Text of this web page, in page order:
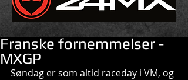
Franske fornemmelser -
MXGP
Søndag er som altid raceday i VM, og